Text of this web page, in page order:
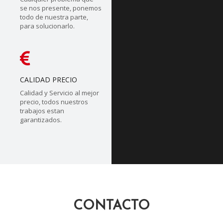
se nos presente, ponemos
todo de nuestra parte,
para solucionarlo.
CALIDAD PRECIO
Calidad y Servicio al mejor
precio, todos nuestros
trabajos estan
garantizados.
CONTACTO